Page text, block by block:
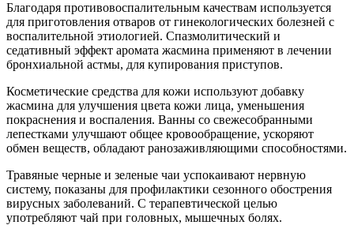
Благодаря противовоспалительным качествам используется
для приготовления отваров от гинекологических болезней с
воспалительной этиологией. Спазмолитический и
седативный эффект аромата жасмина применяют в лечении
бронхиальной астмы, для купирования приступов.
Косметические средства для кожи используют добавку
жасмина для улучшения цвета кожи лица, уменьшения
покраснения и воспаления. Ванны со свежесобранными
лепестками улучшают общее кровообращение, ускоряют
обмен веществ, обладают ранозаживляющими способностями.
Травяные черные и зеленые чаи успокаивают нервную
систему, показаны для профилактики сезонного обострения
вирусных заболеваний. С терапевтической целью
употребляют чай при головных, мышечных болях.